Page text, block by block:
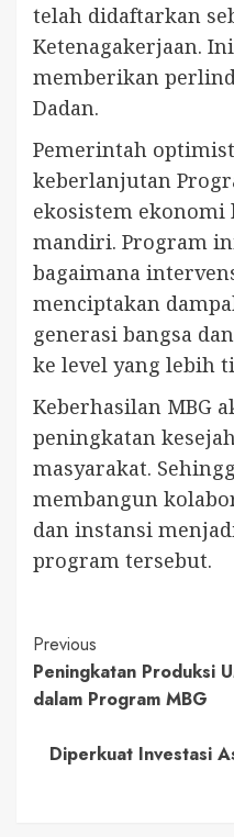
telah didaftarkan
Ketenagakerjaan.
memberikan
Dadan.
Pemerintah
keberlanjutan
ekosistem ekonomi
mandiri. Program
bagaimana
menciptakan
generasi bangsa
ke level yang lebih
Keberhasilan MBG
peningkatan
masyarakat.
membangun
dan instansi
program tersebut.
Continue
Reading
Previous
Peningkatan Produksi
dalam Program MBG
Diperkuat Investasi